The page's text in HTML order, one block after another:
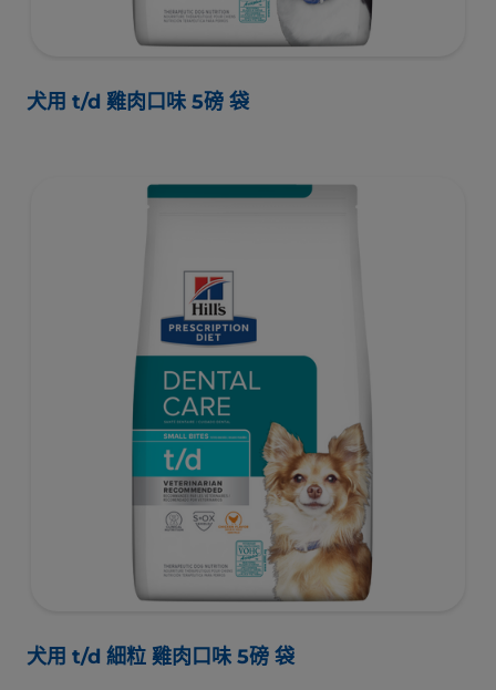
犬用 t/d 雞肉口味 5磅 袋
犬用 t/d 細粒 雞肉口味 5磅 袋